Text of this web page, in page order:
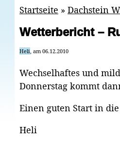
Startseite » Dachstein
Wetterbericht –
Heli, am 06.12.2010
Wechselhaftes und
Donnerstag kommt
Einen guten Start in
Heli